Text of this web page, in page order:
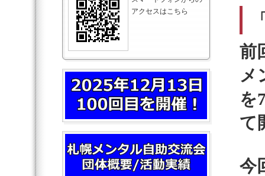
前
メ
を
て
今
アクセスはこちら